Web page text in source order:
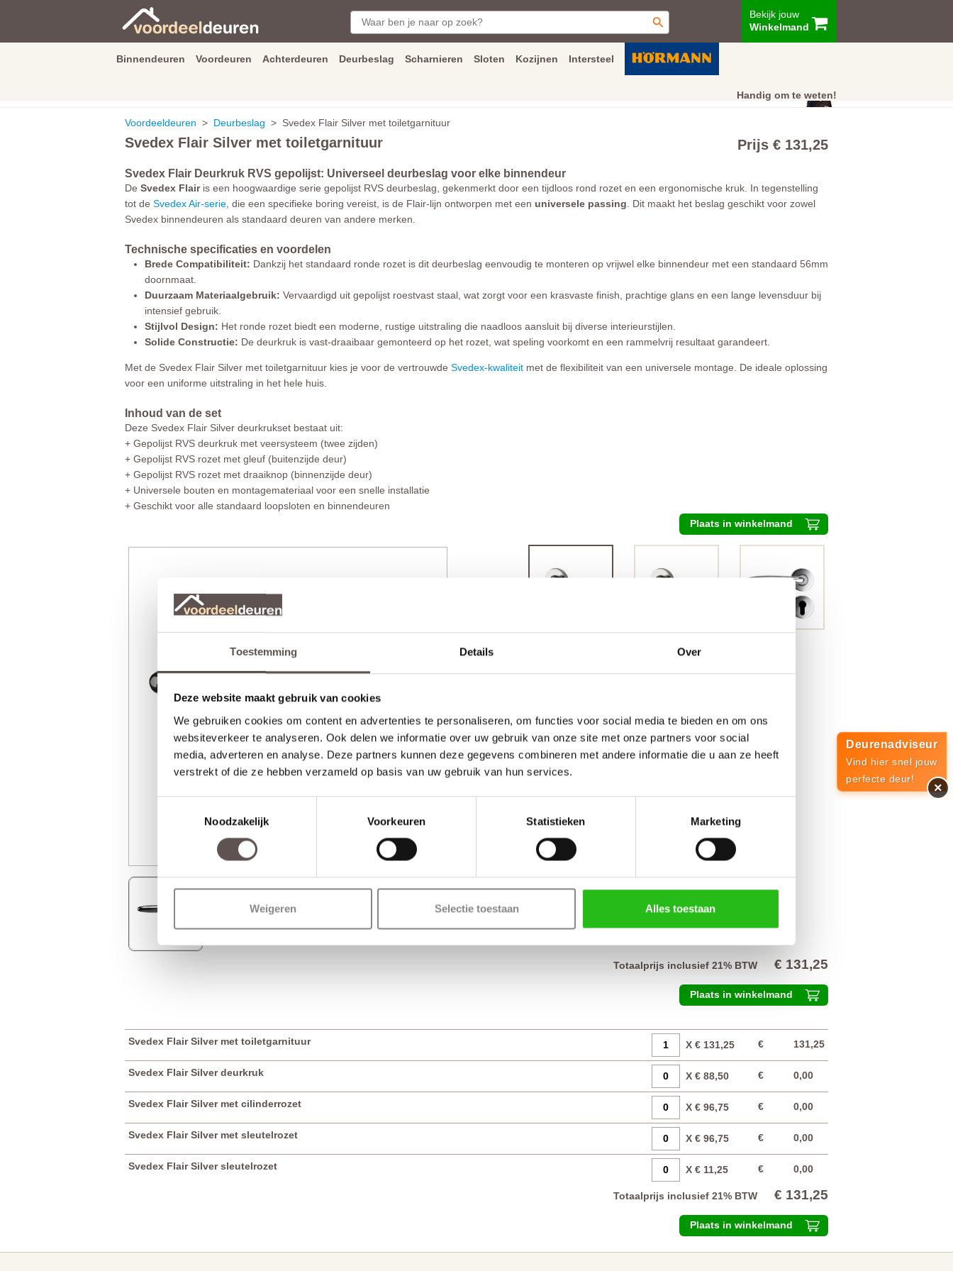
Toestemming Details Over
Deze website maakt gebruik van cookies
We gebruiken cookies om content en advertenties te personaliseren, om functies voor social media te bieden en om ons
websiteverkeer te analyseren. Ook delen we informatie over uw gebruik van onze site met onze partners voor social
media, adverteren en analyse. Deze partners kunnen deze gegevens combineren met andere informatie die u aan ze heeft
verstrekt of die ze hebben verzameld op basis van uw gebruik van hun services.
Noodzakelijk
Voorkeuren Statistieken Marketing
Weigeren Selectie toestaan Alles toestaan
Bekijk jouw
Winkelmand
Binnendeuren Voordeuren Achterdeuren Deurbeslag Scharnieren Sloten Kozijnen Intersteel
Handig om te weten!
Klantenservice
Voordeeldeuren > Deurbeslag > Svedex Flair Silver met toiletgarnituur
Prijs € 131,25
Svedex Flair Silver met toiletgarnituur
Svedex Flair Deurkruk RVS gepolijst: Universeel deurbeslag voor elke binnendeur
De Svedex Flairis een hoogwaardige serie gepolijst RVS deurbeslag, gekenmerkt door een tijdloos rond rozet en een ergonomische kruk. In tegenstelling
tot de Svedex Air-serie , die een specifieke boring vereist, is de Flair-lijn ontworpen met een universele passing . Dit maakt het beslag geschikt voor zowel
Svedex binnendeuren als standaard deuren van andere merken.
Technische specificaties en voordelen
Brede Compatibiliteit: Dankzij het standaard ronde rozet is dit deurbeslag eenvoudig te monteren op vrijwel elke binnendeur met een standaard 56mm
doornmaat.
Duurzaam Materiaalgebruik: Vervaardigd uit gepolijst roestvast staal, wat zorgt voor een krasvaste finish, prachtige glans en een lange levensduur bij
intensief gebruik.
Stijlvol Design: Het ronde rozet biedt een moderne, rustige uitstraling die naadloos aansluit bij diverse interieurstijlen.
Solide Constructie: De deurkruk is vast-draaibaar gemonteerd op het rozet, wat speling voorkomt en een rammelvrij resultaat garandeert.
Met de Svedex Flair Silver met toiletgarnituur kies je voor de vertrouwde Svedex-kwaliteit met de flexibiliteit van een universele montage. De ideale oplossing
voor een uniforme uitstraling in het hele huis.
Inhoud van de set
Deze Svedex Flair Silver deurkrukset bestaat uit:
+ Gepolijst RVS deurkruk met veersysteem (twee zijden)
+ Gepolijst RVS rozet met gleuf (buitenzijde deur)
+ Gepolijst RVS rozet met draaiknop (binnenzijde deur)
+ Universele bouten en montagemateriaal voor een snelle installatie
+ Geschikt voor alle standaard loopsloten en binnendeuren
Plaats in winkelmand
Totaalprijs inclusief 21% BTW € 131,25
Plaats in winkelmand
Svedex Flair Silver met toiletgarnituur X € 131,25 € 131,25
Svedex Flair Silver deurkruk X € 88,50 € 0,00
Svedex Flair Silver met cilinderrozet X € 96,75 € 0,00
Svedex Flair Silver met sleutelrozet X € 96,75 € 0,00
Svedex Flair Silver sleutelrozet X € 11,25 € 0,00
Totaalprijs inclusief 21% BTW € 131,25
Plaats in winkelmand
Deurenadviseur
Vind hier snel jouw
perfecte deur!
×